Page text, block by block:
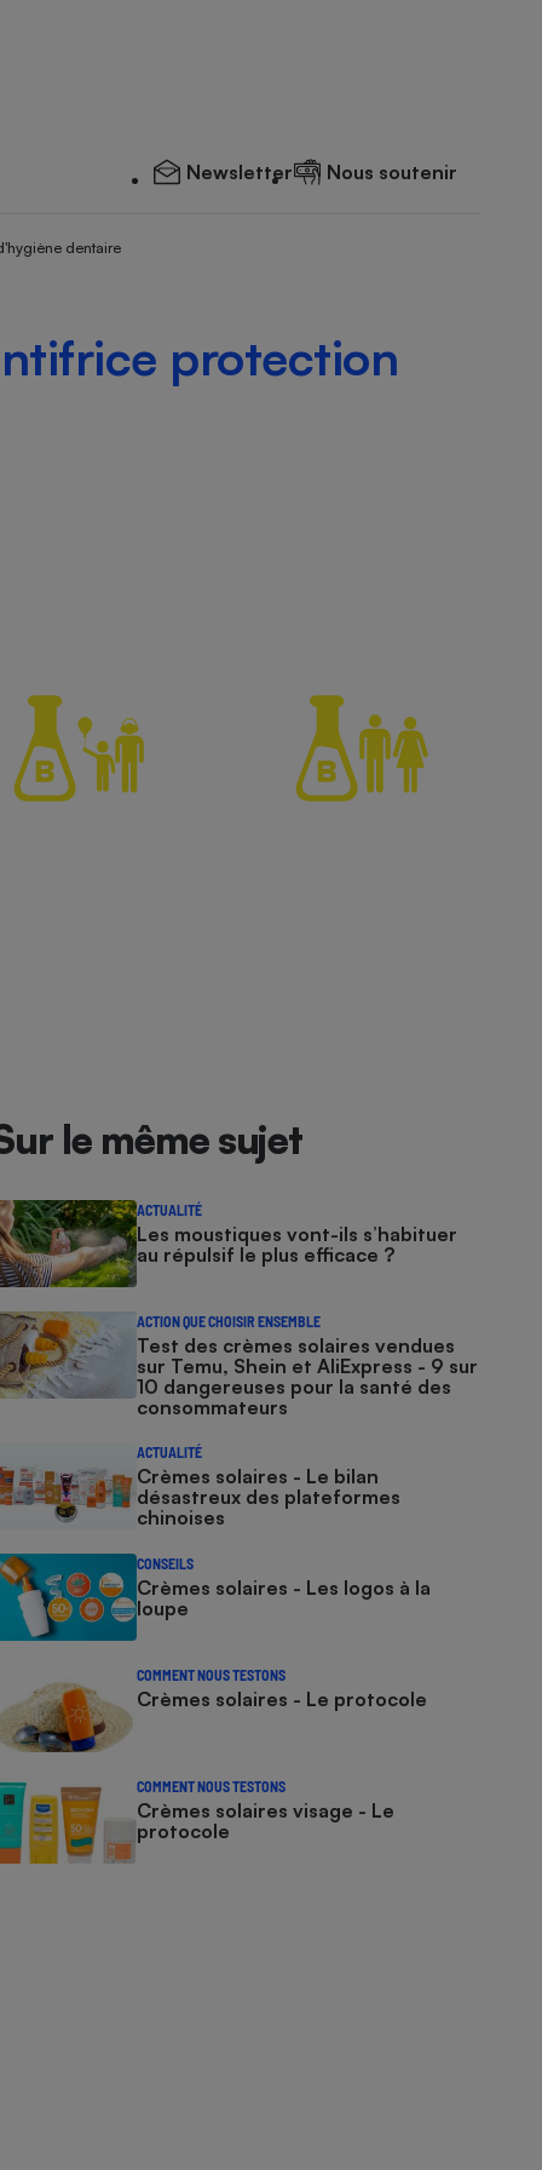
Newsletter Nous soutenir
dentaire
protection
le même sujet
ACTUALITÉ
Les moustiques vont-ils s’habituer
au répulsif le plus efficace ?
ACTION QUE CHOISIR ENSEMBLE
Test des crèmes solaires vendues
sur Temu, Shein et AliExpress - 9 sur
10 dangereuses pour la santé des
consommateurs
ACTUALITÉ
Crèmes solaires - Le bilan
désastreux des plateformes
chinoises
CONSEILS
Crèmes solaires - Les logos à la
loupe
COMMENT NOUS TESTONS
Crèmes solaires - Le protocole
COMMENT NOUS TESTONS
Crèmes solaires visage - Le
protocole